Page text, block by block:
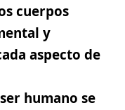
cuerpos
y
aspecto de
humano se